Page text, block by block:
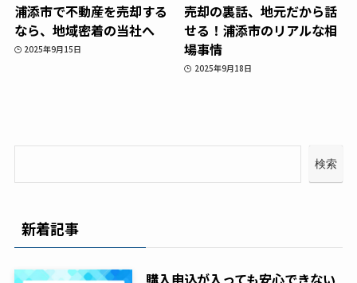
浦添市で不動産を売却する
なら、地域密着の当社へ
2025年9月15日
売却の裏話、地元だから話
せる！浦添市のリアルな相
場事情
2025年9月18日
検索
新着記事
購入申込が入っても安心できない